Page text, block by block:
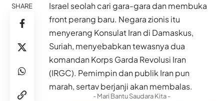
SHARE
Israel seolah cari gara-gara dan membuka
front perang baru. Negara zionis itu
menyerang Konsulat Iran di Damaskus,
Suriah, menyebabkan tewasnya dua
komandan Korps Garda Revolusi Iran
(IRGC). Pemimpin dan publik Iran pun
marah, sertav berjanji akan membalas.
- Mari Bantu Saudara Kita -